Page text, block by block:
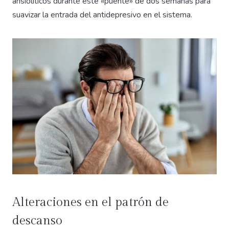
suavizar la entrada del antidepresivo en el sistema.
Alteraciones en el patrón de
descanso